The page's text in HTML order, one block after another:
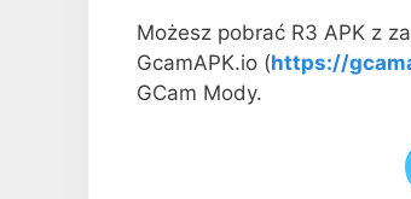
Możesz pobrać R3 APK z
GcamAPK.io (https://
GCam Mody.